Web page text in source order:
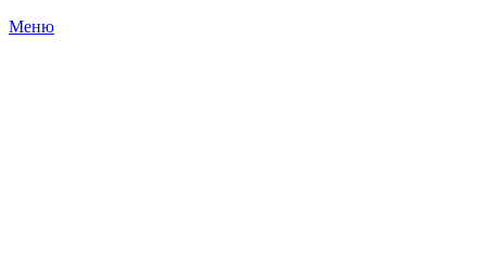
Меню